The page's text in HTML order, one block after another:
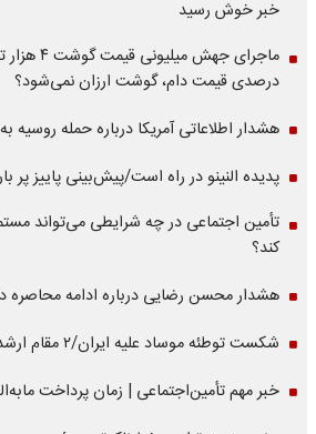
خبر خوش رسید
درصدی قیمت دام، گوشت ارزان نمی‌شود؟
هشدار اطلاعاتی آمریکا درباره حمله روسیه به
پدیده النینو در راه است/پیش‌بینی پاییز پر
تأمین اجتماعی در چه شرایطی می‌تواند
کند؟
هشدار محسن رضایی درباره ادامه محاصره
شکست توطئه موساد علیه ایران/۲ مقام‌ ارشد برکنار شدند
خبر مهم تأمین‌اجتماعی | زمان پرداخت